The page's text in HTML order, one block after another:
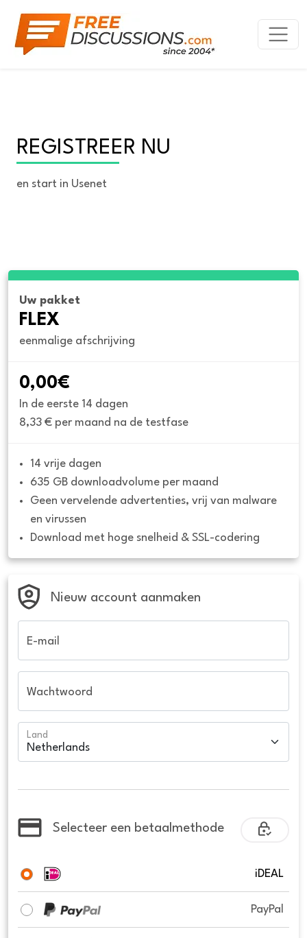
REGISTREER NU
en start in Usenet
Uw pakket
FLEX
eenmalige afschrijving
0,00€
In de eerste 14 dagen
8,33 € per maand na de testfase
14 vrije dagen
635 GB downloadvolume per maand
Geen vervelende advertenties, vrij van malware
en virussen
Download met hoge snelheid & SSL-codering
Nieuw account aanmaken
E-mail
Wachtwoord
Land
Selecteer een betaalmethode
iDEAL
PayPal